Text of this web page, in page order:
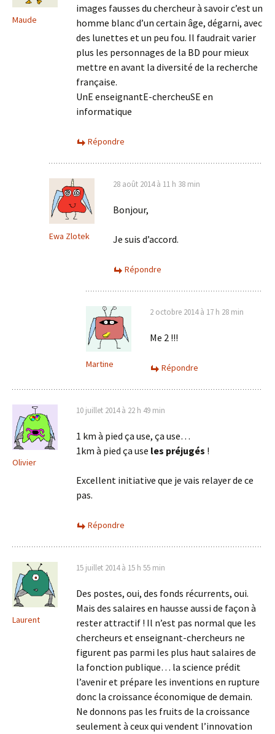
Maude
images fausses du chercheur à savoir c’est un
homme blanc d’un certain âge, dégarni, avec
des lunettes et un peu fou. Il faudrait varier
plus les personnages de la BD pour mieux
mettre en avant la diversité de la recherche
française.
UnE enseignantE-chercheuSE en
informatique
Répondre
Ewa Zlotek
28 août 2014 à 11 h 38 min
Bonjour,
Je suis d’accord.
Répondre
Martine
2 octobre 2014 à 17 h 28 min
Me 2 !!!
Répondre
Olivier
10 juillet 2014 à 22 h 49 min
1 km à pied ça use, ça use…
1km à pied ça use les préjugés !
Excellent initiative que je vais relayer de ce
pas.
Répondre
Laurent
15 juillet 2014 à 15 h 55 min
Des postes, oui, des fonds récurrents, oui.
Mais des salaires en hausse aussi de façon à
rester attractif ! Il n’est pas normal que les
chercheurs et enseignant-chercheurs ne
figurent pas parmi les plus haut salaires de
la fonction publique… la science prédit
l’avenir et prépare les inventions en rupture
donc la croissance économique de demain.
Ne donnons pas les fruits de la croissance
seulement à ceux qui vendent l’innovation